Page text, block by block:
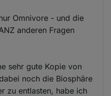
Omnivore - und die
anderen Fragen
sehr gute Kopie von
noch die Biosphäre
zu entlasten, habe ich